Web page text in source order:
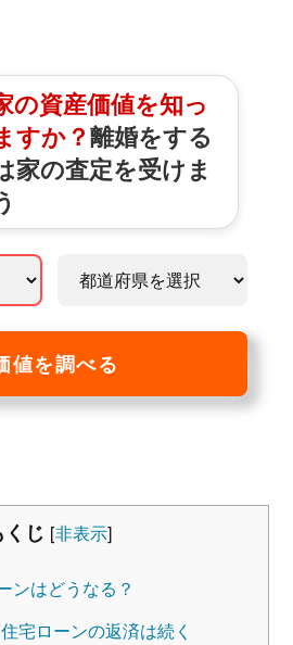
の資産価値を知っ
すか？離婚をする
家の査定を受けま
値を調べる
くじ [非表示]
ンはどうなる？
宅ローンの返済は続く